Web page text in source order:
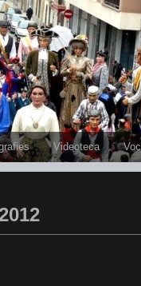
Videoteca